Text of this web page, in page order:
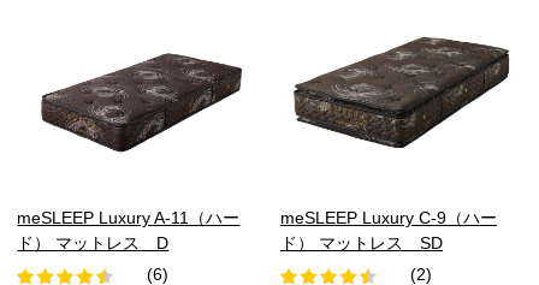
meSLEEP Luxury A-11（ハー
ド） マットレス D
(6)
meSLEEP Luxury C-9（ハー
ド） マットレス SD
(2)